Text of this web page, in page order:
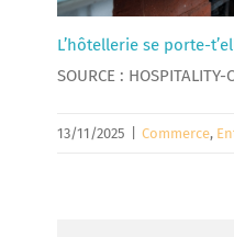
L’hôtellerie se porte-
SOURCE : HOSPITALITY-
13/11/2025 Commerce,